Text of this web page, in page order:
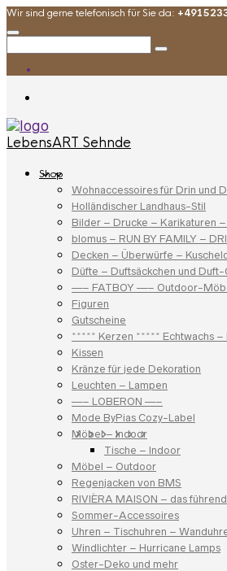
Wir sind gerne telefonisch für Sie da:
LebensART Sehnde
Shop
Wohnaccessoires für Drin und
Holländischer Landhaus-Stil
Bilder – Drucke – Karikaturen
blomus – RUN BY FAMILY –
Decken – Überwürfe –
Düfte – Duftsäckchen und Duft-
—– FATBOY —– Outdoor-
Figuren
Gutscheine
***** Kerzen ***** Echtwachs –
Kissen
Kränze für jede Dekoration
Leuchten – Lampen
—– LOBERON —–
Mode ByPias Cozy-Label
Möbel – Indoor
Tische – Indoor
Möbel – Outdoor
Regenjacken von BMS
RIVIÈRA MAISON – das
Sommer-Accessoires
Uhren – Tischuhren –
Windlichter – Hurricane Lamps
Oster-Deko und mehr